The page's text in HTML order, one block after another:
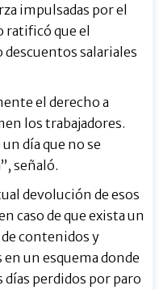
impulsadas por el
ratificó que el
salariales
el derecho a
los trabajadores.
día que no se
señaló.
devolución de esos
caso de que exista un
contenidos y
en un esquema donde
perdidos por paro